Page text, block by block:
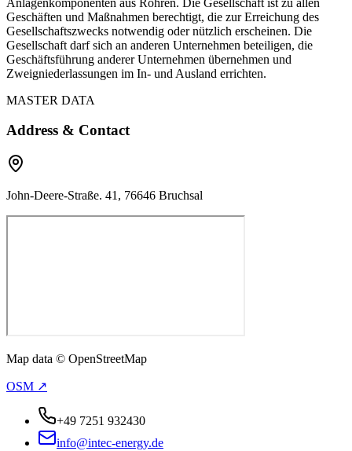
Geschäften und Maßnahmen berechtigt, die zur Erreichung des
Gesellschaftszwecks notwendig oder nützlich erscheinen. Die
Gesellschaft darf sich an anderen Unternehmen beteiligen, die
Geschäftsführung anderer Unternehmen übernehmen und
Zweigniederlassungen im In- und Ausland errichten.
MASTER DATA
Address & Contact
John-Deere-Straße. 41, 76646 Bruchsal
Map data © OpenStreetMap
OSM ↗
+49 7251 932430
info@intec-energy.de